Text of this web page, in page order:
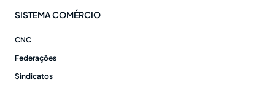
SISTEMA COMÉRCIO
CNC
Federações
Sindicatos